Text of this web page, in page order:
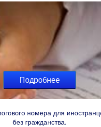
Подробнее
номера для
без гражданства.